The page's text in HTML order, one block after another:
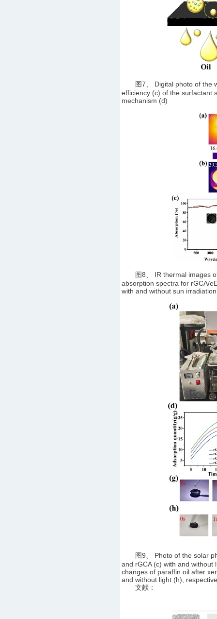
图7、 Digital photo of the
efficiency (c) of the surfactant
mechanism (d)
图8、 IR thermal images of
absorption spectra for rGCA/
with and without sun
图9、 Photo of the solar
and rGCA (c) with and without
changes of paraffin oil after
and without light (h),
文献：